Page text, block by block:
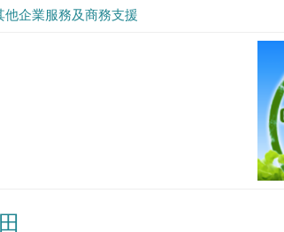
他企業服務及商務支援